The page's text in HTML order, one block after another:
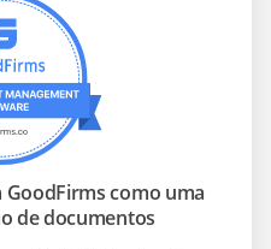
GoodFirms como uma
de documentos